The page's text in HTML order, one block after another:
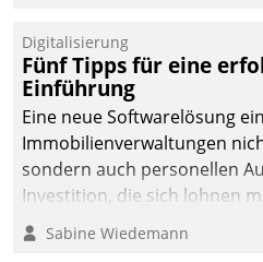
Digitalisierung
Fünf Tipps für eine
Einführung
Eine neue Softwarelösung
Immobilienverwaltungen
sondern auch personellen
Investition, die sich lohnen
nachhaltige Optimierung der
dieses Ziel erreicht wird,
Sabine Wiedemann